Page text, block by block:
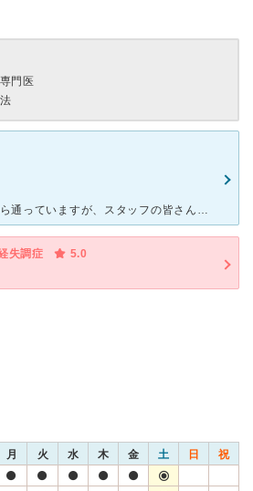
門医
病院が天神にあった時から通っていますが、スタッフの皆さん全員がいつも穏やかで親切です。先生の診察は、とても丁寧で親身に話を聞いてくれて、悩んだ時は私の意見を尊重した上でアドバイスを下さいます。また、お
失調症
5.0
月 火 水 木 金 土 日 祝